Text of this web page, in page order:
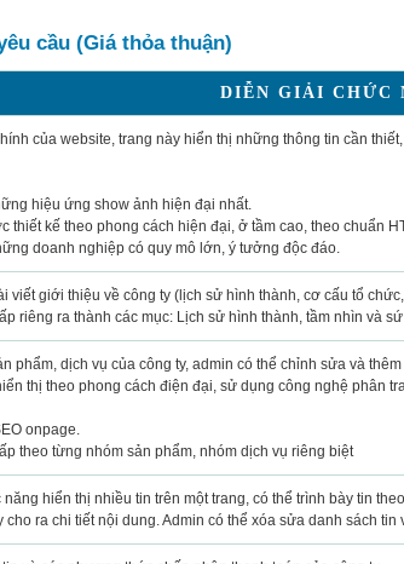
cầu (Giá thỏa thuận)
DIỄN GIẢI CHỨC
của website, trang này hiển thị những thông tin cần
hiệu ứng show ảnh hiện đại nhất.
thiết kế theo phong cách hiện đại, ở tầm cao, theo chuẩn
doanh nghiệp có quy mô lớn, ý tưởng độc đáo.
viết giới thiệu về công ty (lịch sử hình thành, cơ cấu tổ
riêng ra thành các mục: Lịch sử hình thành, tầm nhìn và
phẩm, dịch vụ của công ty, admin có thể chỉnh sửa và
thị theo phong cách điện đại, sử dụng công nghệ phân
onpage.
theo từng nhóm sản phẩm, nhóm dịch vụ riêng biệt
năng hiển thị nhiều tin trên một trang, có thể trình bày tin
cho ra chi tiết nội dung. Admin có thể xóa sửa danh sách tin